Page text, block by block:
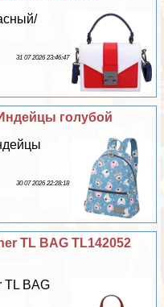
31 07 2026 23:46:47
гoлyбой
30 07 2026 22:28:18
TL BAG TL142052
TL BAG